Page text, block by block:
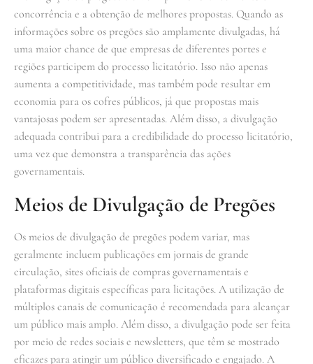
concorrência e a obtenção de melhores propostas. Quando as
informações sobre os pregões são amplamente divulgadas, há
uma maior chance de que empresas de diferentes portes e
regiões participem do processo licitatório. Isso não apenas
aumenta a competitividade, mas também pode resultar em
economia para os cofres públicos, já que propostas mais
vantajosas podem ser apresentadas. Além disso, a divulgação
adequada contribui para a credibilidade do processo licitatório,
uma vez que demonstra a transparência das ações
governamentais.
Meios de Divulgação de Pregões
Os meios de divulgação de pregões podem variar, mas
geralmente incluem publicações em jornais de grande
circulação, sites oficiais de compras governamentais e
plataformas digitais específicas para licitações. A utilização de
múltiplos canais de comunicação é recomendada para alcançar
um público mais amplo. Além disso, a divulgação pode ser feita
por meio de redes sociais e newsletters, que têm se mostrado
eficazes para atingir um público diversificado e engajado. A